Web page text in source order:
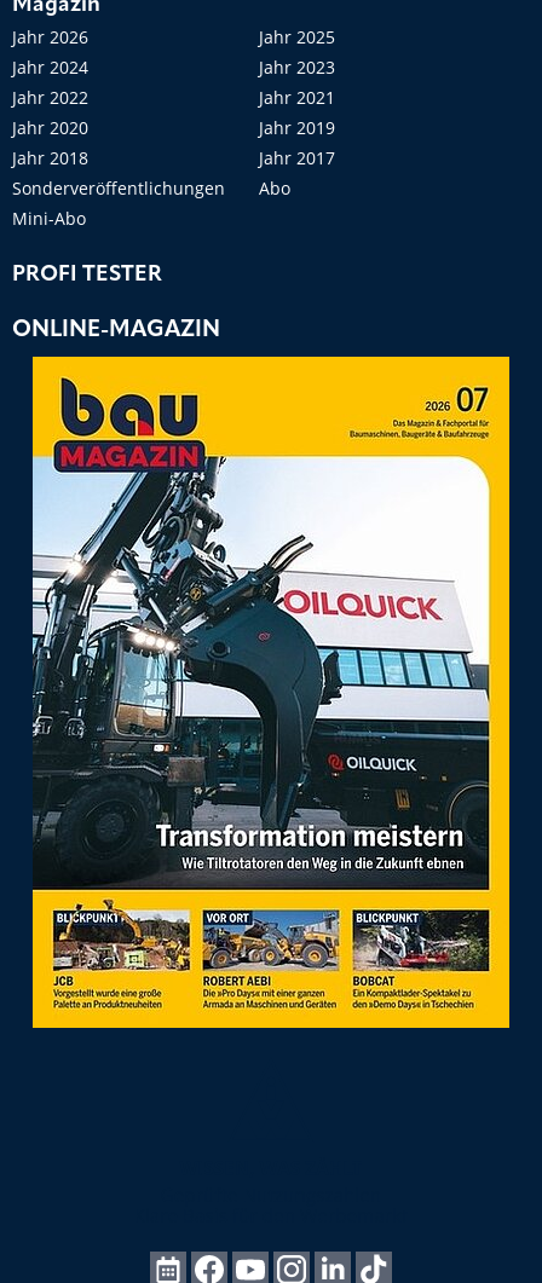
Jahr 2026
Jahr 2025
Jahr 2024
Jahr 2023
Jahr 2022
Jahr 2021
Jahr 2020
Jahr 2019
Jahr 2018
Jahr 2017
Sonderveröffentlichungen
Abo
Mini-Abo
PROFI TESTER
ONLINE-MAGAZIN